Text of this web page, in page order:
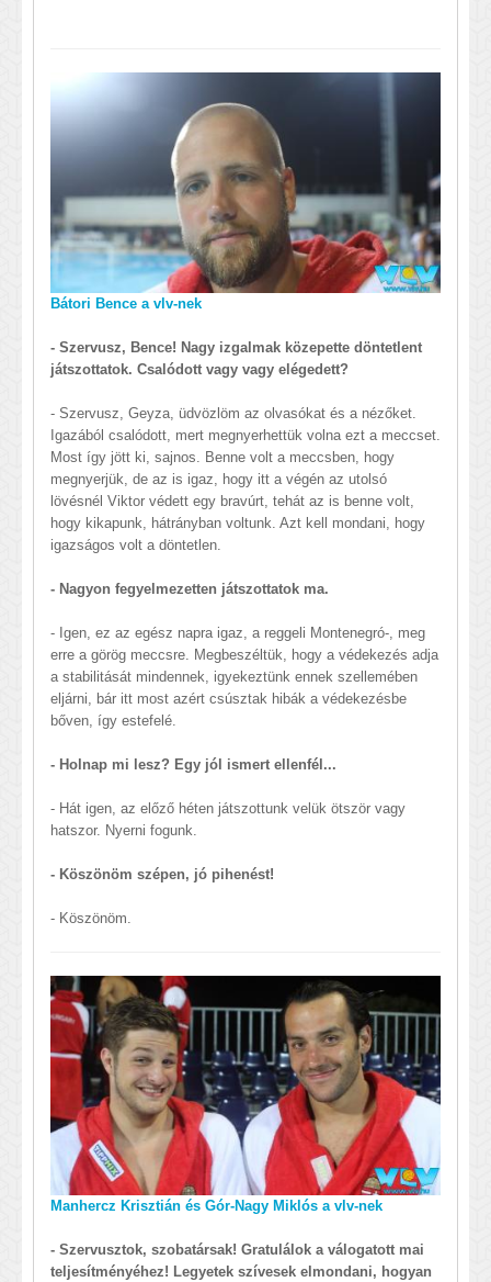
Bátori Bence a vlv-nek
- Szervusz, Bence! Nagy izgalmak közepette döntetlent
játszottatok. Csalódott vagy vagy elégedett?
- Szervusz, Geyza, üdvözlöm az olvasókat és a nézőket.
Igazából csalódott, mert megnyerhettük volna ezt a meccset.
Most így jött ki, sajnos. Benne volt a meccsben, hogy
megnyerjük, de az is igaz, hogy itt a végén az utolsó
lövésnél Viktor védett egy bravúrt, tehát az is benne volt,
hogy kikapunk, hátrányban voltunk. Azt kell mondani, hogy
igazságos volt a döntetlen.
- Nagyon fegyelmezetten játszottatok ma.
- Igen, ez az egész napra igaz, a reggeli Montenegró-, meg
erre a görög meccsre. Megbeszéltük, hogy a védekezés adja
a stabilitását mindennek, igyekeztünk ennek szellemében
eljárni, bár itt most azért csúsztak hibák a védekezésbe
bőven, így estefelé.
- Holnap mi lesz? Egy jól ismert ellenfél...
- Hát igen, az előző héten játszottunk velük ötször vagy
hatszor. Nyerni fogunk.
- Köszönöm szépen, jó pihenést!
- Köszönöm.
Manhercz Krisztián és Gór-Nagy Miklós a vlv-nek
- Szervusztok, szobatársak! Gratulálok a válogatott mai
teljesítményéhez! Legyetek szívesek elmondani, hogyan